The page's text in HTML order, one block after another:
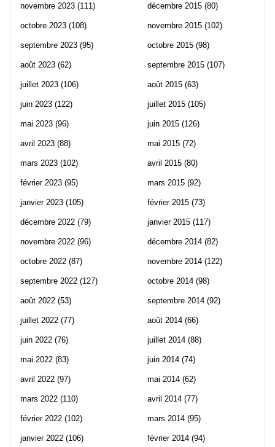
novembre 2023 (111)
octobre 2023 (108)
septembre 2023 (95)
août 2023 (62)
juillet 2023 (106)
juin 2023 (122)
mai 2023 (96)
avril 2023 (88)
mars 2023 (102)
février 2023 (95)
janvier 2023 (105)
décembre 2022 (79)
novembre 2022 (96)
octobre 2022 (87)
septembre 2022 (127)
août 2022 (53)
juillet 2022 (77)
juin 2022 (76)
mai 2022 (83)
avril 2022 (97)
mars 2022 (110)
février 2022 (102)
janvier 2022 (106)
décembre 2015 (80)
novembre 2015 (102)
octobre 2015 (98)
septembre 2015 (107)
août 2015 (63)
juillet 2015 (105)
juin 2015 (126)
mai 2015 (72)
avril 2015 (80)
mars 2015 (92)
février 2015 (73)
janvier 2015 (117)
décembre 2014 (82)
novembre 2014 (122)
octobre 2014 (98)
septembre 2014 (92)
août 2014 (66)
juillet 2014 (88)
juin 2014 (74)
mai 2014 (62)
avril 2014 (77)
mars 2014 (95)
février 2014 (94)